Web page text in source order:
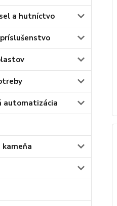
a hutníctvo
automatizácia
kameňa